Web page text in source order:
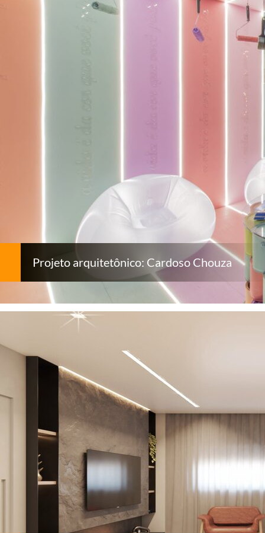
Projeto arquitetônico: Cardoso Chouza